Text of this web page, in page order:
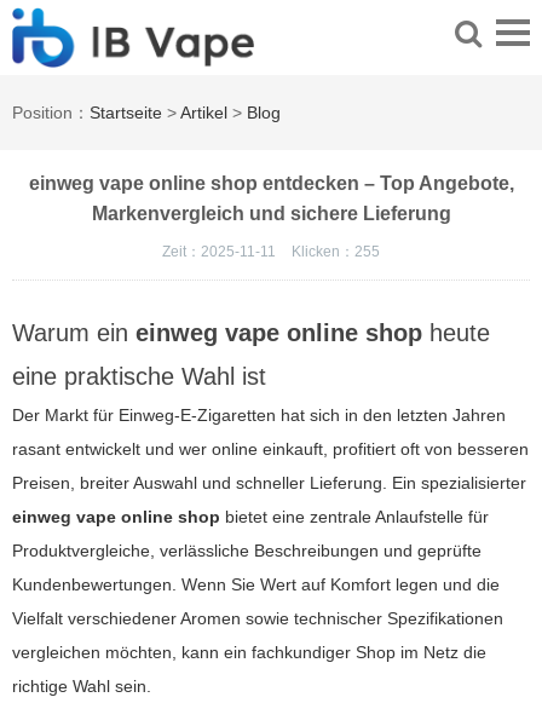
Position： Startseite >Artikel > Blog
einweg vape online shop entdecken – Top Angebote,
Markenvergleich und sichere Lieferung
Zeit：2025-11-11 Klicken： 255
Warum ein einweg vape online shop heute
eine praktische Wahl ist
Der Markt für Einweg-E-Zigaretten hat sich in den letzten Jahren
rasant entwickelt und wer online einkauft, profitiert oft von besseren
Preisen, breiter Auswahl und schneller Lieferung. Ein spezialisierter
einweg vape online shop bietet eine zentrale Anlaufstelle für
Produktvergleiche, verlässliche Beschreibungen und geprüfte
Kundenbewertungen. Wenn Sie Wert auf Komfort legen und die
Vielfalt verschiedener Aromen sowie technischer Spezifikationen
vergleichen möchten, kann ein fachkundiger Shop im Netz die
richtige Wahl sein.